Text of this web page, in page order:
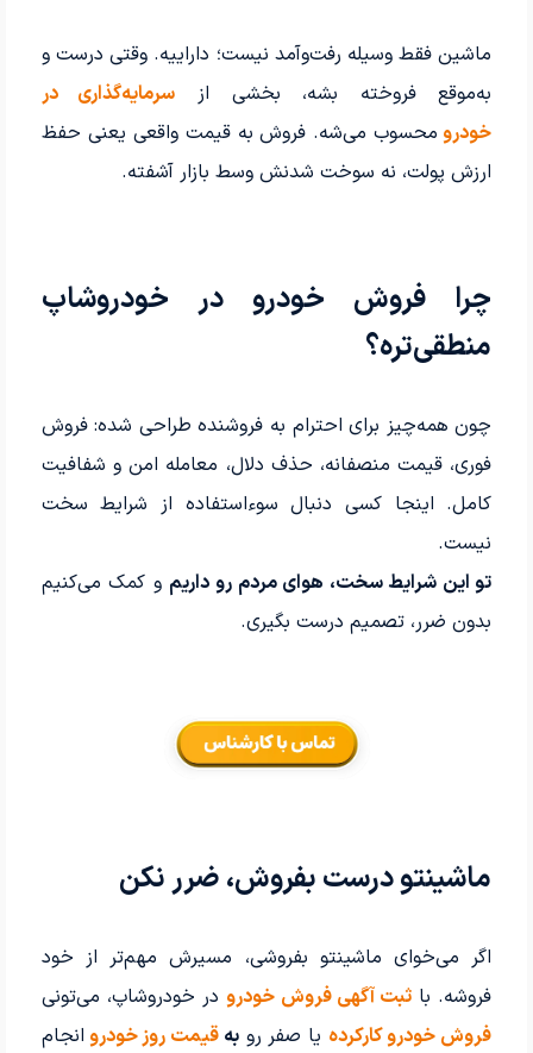
ماشین فقط وسیله رفت‌وآمد نیست؛ داراییه. وقتی درست و
به‌موقع فروخته بشه، بخشی از سرمایه‌گذاری در
خودرو محسوب می‌شه. فروش به قیمت واقعی یعنی حفظ
ارزش پولت، نه سوخت شدنش وسط بازار آشفته.
چرا فروش خودرو در خودروشاپ
منطقی‌تره؟
چون همه‌چیز برای احترام به فروشنده طراحی شده: فروش
فوری، قیمت منصفانه، حذف دلال، معامله امن و شفافیت
کامل. اینجا کسی دنبال سوءاستفاده از شرایط سخت
نیست.
تو این شرایط سخت، هوای مردم رو داریم و کمک می‌کنیم
بدون ضرر، تصمیم درست بگیری.
ماشینتو درست بفروش، ضرر نکن
اگر می‌خوای ماشینتو بفروشی، مسیرش مهم‌تر از خود
فروشه. باثبت آگهی فروش خودرودر خودروشاپ، می‌تونی
فروش خودرو کارکرده یا صفر روبه قیمت روز خودرو انجام